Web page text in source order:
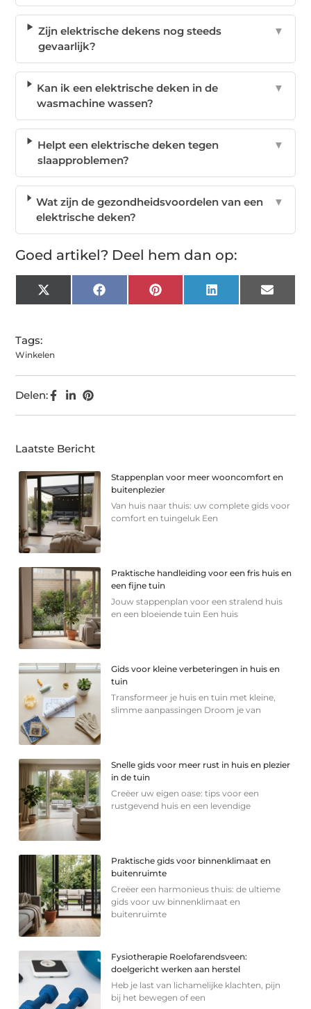
Zijn elektrische dekens nog steeds
gevaarlijk?
▼
Kan ik een elektrische deken in de
wasmachine wassen?
▼
Helpt een elektrische deken tegen
slaapproblemen?
▼
Wat zijn de gezondheidsvoordelen van een
elektrische deken?
▼
Goed artikel? Deel hem dan op:
X
(Twitter)
Facebook Pinterest LinkedIn Email
Tags:
Winkelen
Delen:
Laatste Bericht
Stappenplan voor meer wooncomfort en
buitenplezier
Van huis naar thuis: uw complete gids voor
comfort en tuingeluk Een
Praktische handleiding voor een fris huis en
een fijne tuin
Jouw stappenplan voor een stralend huis
en een bloeiende tuin Een huis
Gids voor kleine verbeteringen in huis en
tuin
Transformeer je huis en tuin met kleine,
slimme aanpassingen Droom je van
Snelle gids voor meer rust in huis en plezier
in de tuin
Creëer uw eigen oase: tips voor een
rustgevend huis en een levendige
Praktische gids voor binnenklimaat en
buitenruimte
Creëer een harmonieus thuis: de ultieme
gids voor uw binnenklimaat en
buitenruimte
Fysiotherapie Roelofarendsveen:
doelgericht werken aan herstel
Heb je last van lichamelijke klachten, pijn
bij het bewegen of een